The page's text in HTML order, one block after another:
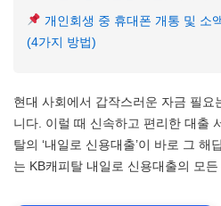
개인회생 중 휴대폰 개통 및 소
(4가지 방법)
현대 사회에서 갑작스러운 자금 필요
니다. 이럴 때 신속하고 편리한 대출
탈의 ‘내일로 신용대출’이 바로 그 해
는 KB캐피탈 내일로 신용대출의 모